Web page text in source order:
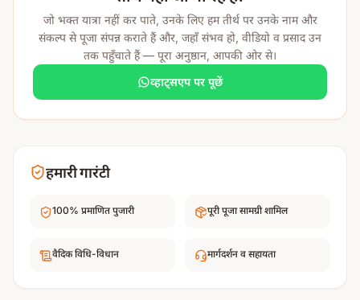
जो भक्त यात्रा नहीं कर पाते, उनके लिए हम तीर्थ पर उनके नाम और
संकल्प से पूजा संपन्न कराते हैं और, जहाँ संभव हो, वीडियो व प्रसाद उन
तक पहुँचाते हैं — पूरा अनुष्ठान, आपकी ओर से।
व्हाट्सएप पर पूछें
हमारी गारंटी
100% प्रमाणित पुजारी पूरी पूजा सामग्री शामिल
वैदिक विधि-विधान मार्गदर्शन व सहायता